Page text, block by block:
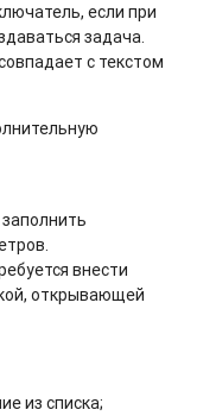
если при
задача.
с текстом
внести
открывающей
из списка;